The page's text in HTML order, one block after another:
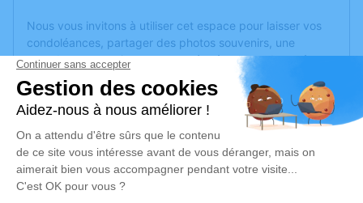
Nous vous invitons à utiliser cet espace pour laisser vos
condoléances, partager des photos souvenirs, une
anecdote ou exprimer vos pensées à travers des poèmes
ou des textes. Cet endroit est un lieu d'expression dédié à
honorer la mémoire de Justin ALLARD.
Un service de plantation d’arbre hommage estdisponible